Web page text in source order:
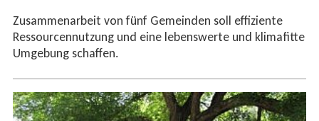
Zusammenarbeit von fünf Gemeinden soll effiziente
Ressourcennutzung und eine lebenswerte und klimafitte
Umgebung schaffen.